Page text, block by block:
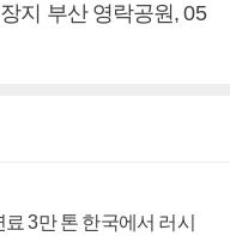
지 부산 영락공원, 05
3만 톤 한국에서 러시